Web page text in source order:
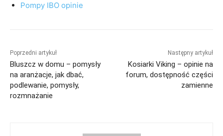
Pompy IBO opinie
Poprzedni artykuł
Bluszcz w domu – pomysły
na aranżacje, jak dbać,
podlewanie, pomysły,
rozmnażanie
Następny artykuł
Kosiarki Viking – opinie na
forum, dostępność części
zamienne